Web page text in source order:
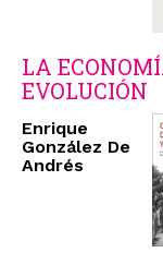
LA
EVOLUCIÓN
Enrique
González De
Andrés